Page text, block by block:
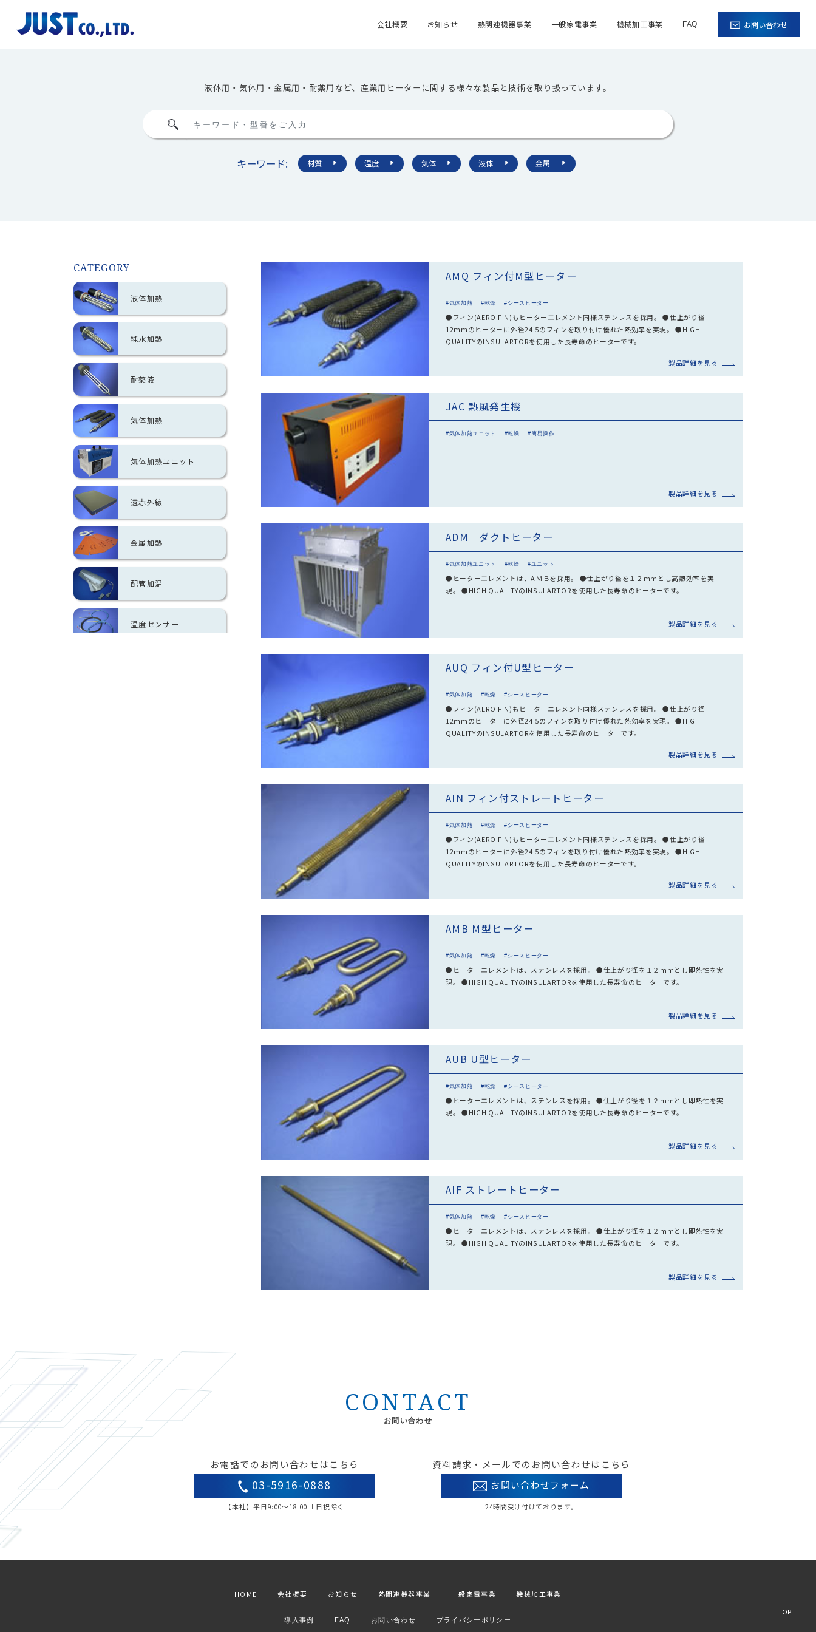
content
会社概要 お知らせ 熱関連機器事業 一般家電事業 機械加工事業 FAQ お問い合わせ
液体用・気体用・金属用・耐薬用など、産業用ヒーターに関する様々な製品と技術を取り扱っています。
キーワード: 材質 ▶︎ 温度 ▶︎ 気体 ▶︎ 液体 ▶︎ 金属 ▶︎
CATEGORY
液体加熱
純水加熱
耐薬液
気体加熱
気体加熱ユニット
遠赤外線
金属加熱
配管加温
温度センサー
AMQ フィン付M型ヒーター
#気体加熱 #乾燥 #シースヒーター
●フィン(AERO FIN)もヒーターエレメント同様ステンレスを採用。 ●仕上がり径
12mmのヒーターに外径24.5のフィンを取り付け優れた熱効率を実現。 ●HIGH
QUALITYのINSULARTORを使用した長寿命のヒーターです。
製品詳細を見る
JAC 熱風発生機
#気体加熱ユニット #乾燥 #簡易操作
製品詳細を見る
ADM ダクトヒーター
#気体加熱ユニット #乾燥 #ユニット
●ヒーターエレメントは、AＭＢを採用。 ●仕上がり径を１２ｍｍとし高熱効率を実
現。 ●HIGH QUALITYのINSULARTORを使用した長寿命のヒーターです。
製品詳細を見る
AUQ フィン付U型ヒーター
#気体加熱 #乾燥 #シースヒーター
●フィン(AERO FIN)もヒーターエレメント同様ステンレスを採用。 ●仕上がり径
12mmのヒーターに外径24.5のフィンを取り付け優れた熱効率を実現。 ●HIGH
QUALITYのINSULARTORを使用した長寿命のヒーターです。
製品詳細を見る
AIN フィン付ストレートヒーター
#気体加熱 #乾燥 #シースヒーター
●フィン(AERO FIN)もヒーターエレメント同様ステンレスを採用。 ●仕上がり径
12mmのヒーターに外径24.5のフィンを取り付け優れた熱効率を実現。 ●HIGH
QUALITYのINSULARTORを使用した長寿命のヒーターです。
製品詳細を見る
AMB M型ヒーター
#気体加熱 #乾燥 #シースヒーター
●ヒーターエレメントは、ステンレスを採用。 ●仕上がり径を１２ｍｍとし即熱性を実
現。 ●HIGH QUALITYのINSULARTORを使用した長寿命のヒーターです。
製品詳細を見る
AUB U型ヒーター
#気体加熱 #乾燥 #シースヒーター
●ヒーターエレメントは、ステンレスを採用。 ●仕上がり径を１２ｍｍとし即熱性を実
現。 ●HIGH QUALITYのINSULARTORを使用した長寿命のヒーターです。
製品詳細を見る
AIF ストレートヒーター
#気体加熱 #乾燥 #シースヒーター
●ヒーターエレメントは、ステンレスを採用。 ●仕上がり径を１２ｍｍとし即熱性を実
現。 ●HIGH QUALITYのINSULARTORを使用した長寿命のヒーターです。
製品詳細を見る
CONTACT
お問い合わせ
お電話でのお問い合わせはこちら
03-5916-0888
【本社】平日9:00〜18:00 土日祝除く
資料請求・メールでのお問い合わせはこちら
お問い合わせフォーム
24時間受け付けております。
HOME 会社概要 お知らせ 熱関連機器事業 一般家電事業 機械加工事業
導入事例 FAQ お問い合わせ プライバシーポリシー
TOP